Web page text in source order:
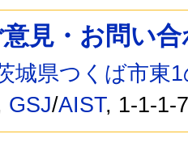
意見・お問い
城県つくば市東
GSJ/AIST, 1-1-1-